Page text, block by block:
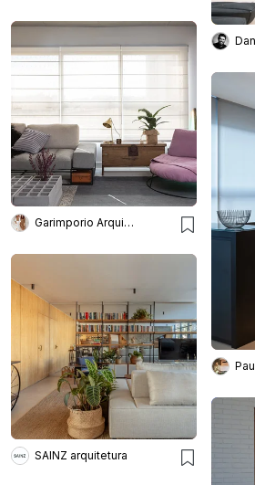
Garimporio Arquitetura
SAINZ arquitetura